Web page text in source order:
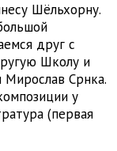
Шёльхорну.
друг с
Школу и
Срнка.
у
(первая